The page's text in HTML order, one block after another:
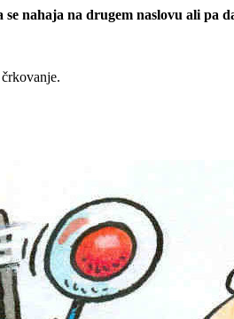
nahaja na drugem naslovu ali pa